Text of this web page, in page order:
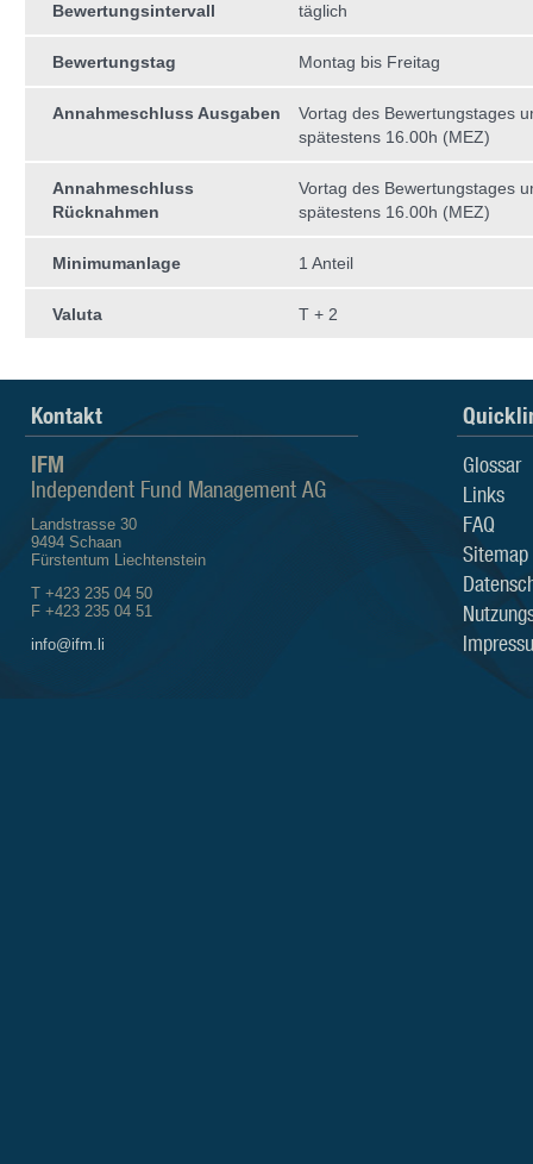
Bewertungsintervall täglich
Bewertungstag Montag bis Freitag
Annahmeschluss Ausgaben
Vortag des Bewertungstages
spätestens 16.00h (MEZ)
Annahmeschluss
Rücknahmen
Vortag des Bewertungstages
spätestens 16.00h (MEZ)
Minimumanlage 1 Anteil
Valuta T + 2
Kontakt
IFM
Independent Fund Management AG
Landstrasse 30
9494 Schaan
Fürstentum Liechtenstein
T +423 235 04 50
F +423 235 04 51
info@ifm.li
Glossar
Links
FAQ
Sitemap